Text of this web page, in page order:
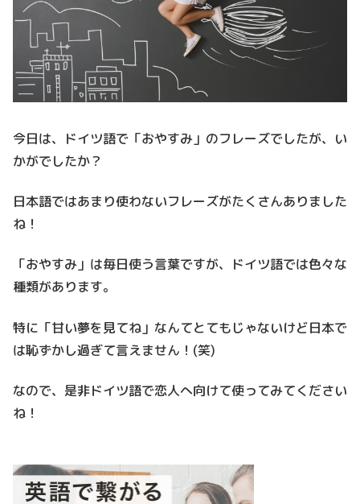
今日は、ドイツ語で「おやすみ」のフレーズでしたが、い
かがでしたか？
日本語ではあまり使わないフレーズがたくさんありました
ね！
「おやすみ」は毎日使う言葉ですが、
ドイツ語では色々な
種類があります。
特に「甘い夢を見てね」 なんてとてもじゃないけど日本で
は恥ずかし過ぎて言えません！(笑)
なので、是非ドイツ語で恋人へ向けて使ってみてください
ね！